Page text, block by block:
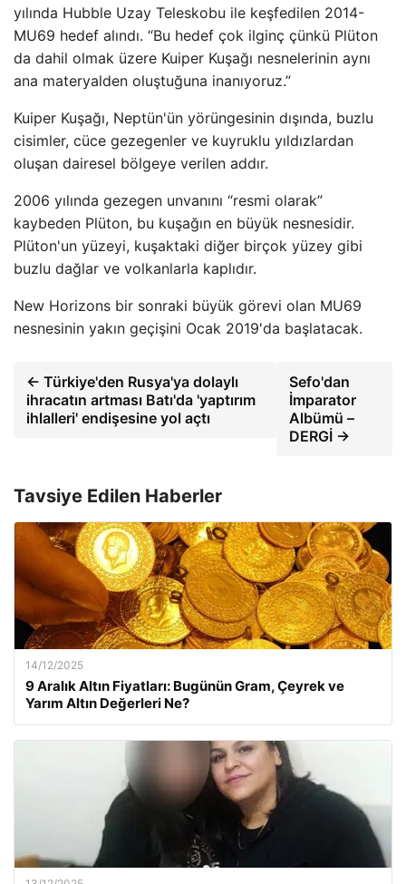
yılında Hubble Uzay Teleskobu ile keşfedilen 2014-
MU69 hedef alındı. “Bu hedef çok ilginç çünkü Plüton
da dahil olmak üzere Kuiper Kuşağı nesnelerinin aynı
ana materyalden oluştuğuna inanıyoruz.”
Kuiper Kuşağı, Neptün'ün yörüngesinin dışında, buzlu
cisimler, cüce gezegenler ve kuyruklu yıldızlardan
oluşan dairesel bölgeye verilen addır.
2006 yılında gezegen unvanını “resmi olarak”
kaybeden Plüton, bu kuşağın en büyük nesnesidir.
Plüton'un yüzeyi, kuşaktaki diğer birçok yüzey gibi
buzlu dağlar ve volkanlarla kaplıdır.
New Horizons bir sonraki büyük görevi olan MU69
nesnesinin yakın geçişini Ocak 2019'da başlatacak.
← Türkiye'den Rusya'ya dolaylı
ihracatın artması Batı'da 'yaptırım
ihlalleri' endişesine yol açtı
Sefo'dan
İmparator
Albümü –
DERGİ →
Tavsiye Edilen Haberler
14/12/2025
9 Aralık Altın Fiyatları: Bugünün Gram, Çeyrek ve
Yarım Altın Değerleri Ne?